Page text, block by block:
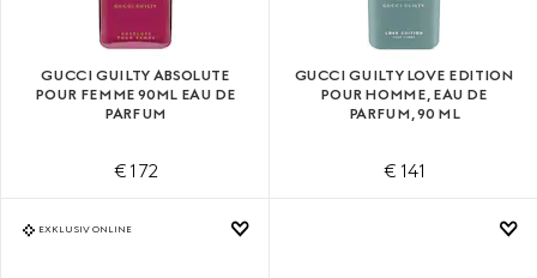
GUCCI GUILTY ABSOLUTE
POUR FEMME 90ML EAU DE
PARFUM
€ 172
GUCCI GUILTY LOVE EDITION
POUR HOMME, EAU DE
PARFUM, 90 ML
€ 141
EXKLUSIV ONLINE